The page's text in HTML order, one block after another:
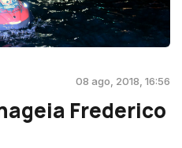
08 ago, 2018, 16:56
Frederico